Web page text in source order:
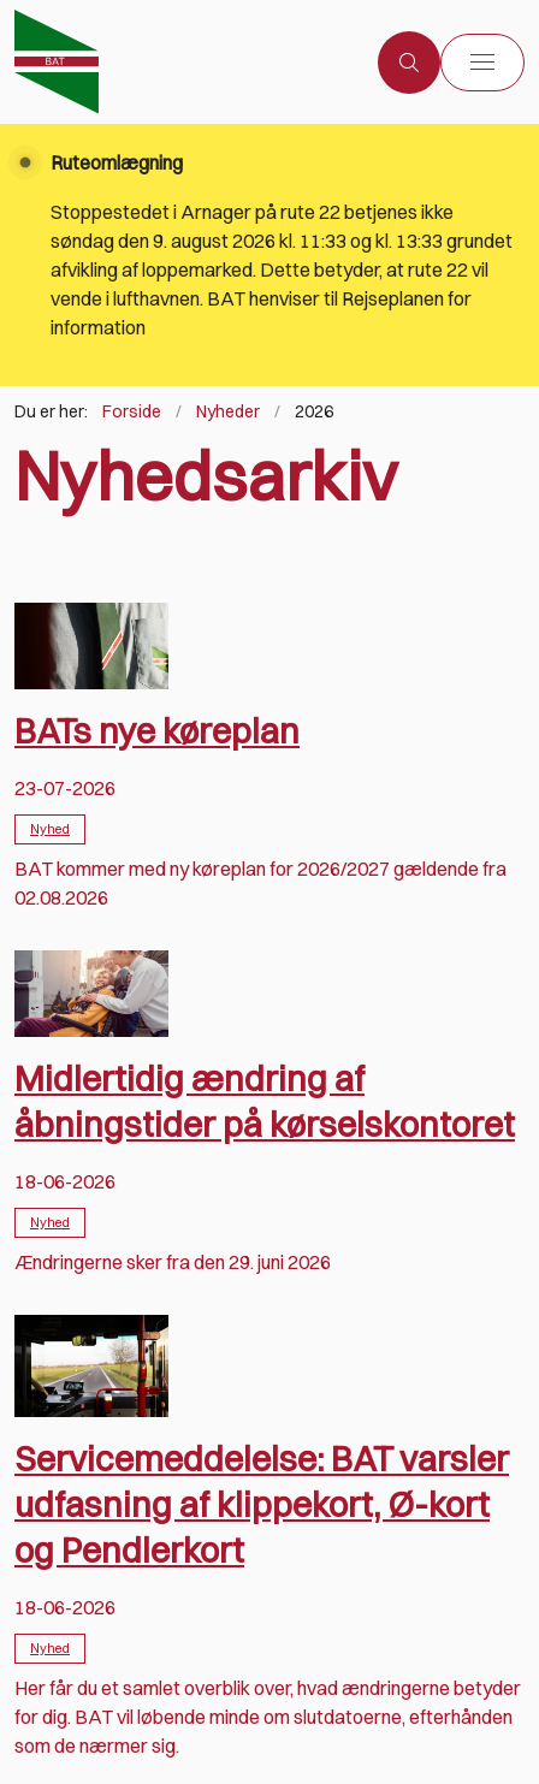
Ruteomlægning
Stoppestedet i Arnager på rute 22 betjenes ikke
søndag den 9. august 2026 kl. 11:33 og kl. 13:33 grundet
afvikling af loppemarked. Dette betyder, at rute 22 vil
vende i lufthavnen. BAT henviser til Rejseplanen for
information
Du er her: Forside Nyheder 2026
Nyhedsarkiv
BATs nye køreplan
23-07-2026
Nyhed
BAT kommer med ny køreplan for 2026/2027 gældende fra
02.08.2026
Midlertidig ændring af
åbningstider på kørselskontoret
18-06-2026
Nyhed
Ændringerne sker fra den 29. juni 2026
Servicemeddelelse: BAT varsler
udfasning af klippekort, Ø-kort
og Pendlerkort
18-06-2026
Nyhed
Her får du et samlet overblik over, hvad ændringerne betyder
for dig. BAT vil løbende minde om slutdatoerne, efterhånden
som de nærmer sig.